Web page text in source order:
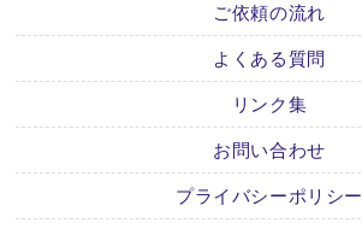
ご依頼の流れ
よくある質問
リンク集
お問い合わせ
プライバシーポリシー